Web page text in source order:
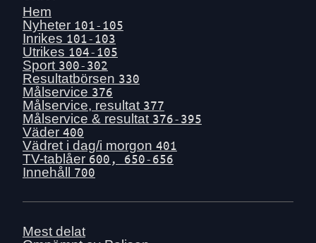
Hem
Nyheter 101-105
Inrikes 101-103
Utrikes 104-105
Sport 300-302
Resultatbörsen 330
Målservice 376
Målservice, resultat 377
Målservice & resultat 376-395
Väder 400
Vädret i dag/i morgon 401
TV-tablåer 600, 650-656
Innehåll 700
Mest delat